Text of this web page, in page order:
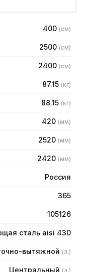
Поэтому это
в помещении и
400 (см)
2500 (см)
2400 (см)
87.15 (кг)
88.15 (кг)
420 (мм)
2520 (мм)
2420 (мм)
Россия
365
105126
сталь aisi 430
вытяжной (л.)
Центральный (л.)